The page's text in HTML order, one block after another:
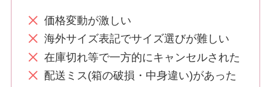
価格変動が激しい
海外サイズ表記でサイズ選びが難しい
在庫切れ等で一方的にキャンセルされた
配送ミス(箱の破損・中身違い)があった